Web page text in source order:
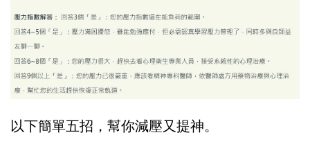
以下簡單五招，幫你減壓又提神。